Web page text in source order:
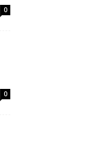
0
0